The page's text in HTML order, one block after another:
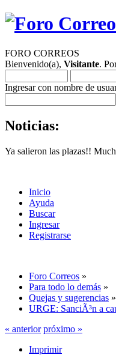
FORO CORREOS
Bienvenido(a), Visitante.
Ingresar con nombre de
Noticias:
Ya salieron las plazas!!
Inicio
Ayuda
Buscar
Ingresar
Registrarse
Foro Correos »
Para todo lo demás »
Quejas y sugerencias »
URGE: SanciÃ³n a
« anterior próximo »
Imprimir